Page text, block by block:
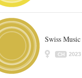
Swiss
CH 2023